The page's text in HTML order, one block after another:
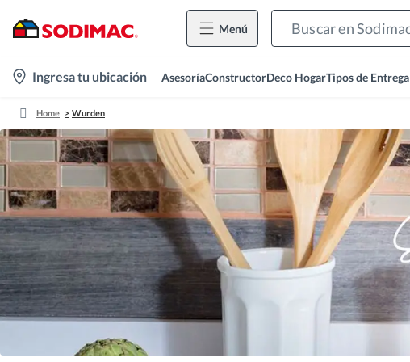
Menú
location-
Ingresa tu ubicación AsesoríaConstructorDeco HogarTipos de Entrega
Home Wurden